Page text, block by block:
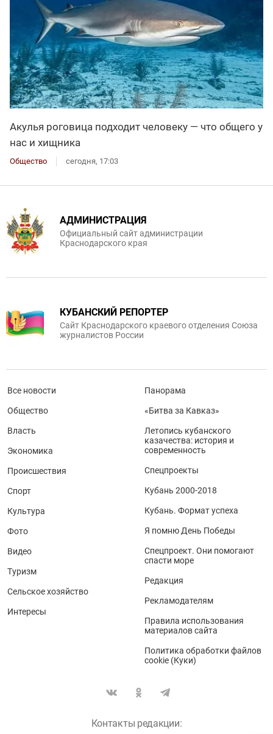
Акулья роговица подходит человеку — что общего у
нас и хищника
Общество сегодня, 17:03
АДМИНИСТРАЦИЯ
Официальный сайт администрации
Краснодарского края
КУБАНСКИЙ РЕПОРТЕР
Сайт Краснодарского краевого отделения Союза
журналистов России
Все новости
Общество
Власть
Экономика
Происшествия
Спорт
Культура
Фото
Видео
Туризм
Сельское хозяйство
Интересы
Панорама
«Битва за Кавказ»
Летопись кубанского
казачества: история и
современность
Спецпроекты
Кубань 2000-2018
Кубань. Формат успеха
Я помню День Победы
Спецпроект. Они помогают
спасти море
Редакция
Рекламодателям
Правила использования
материалов сайта
Политика обработки файлов
cookie (Куки)
Контакты редакции: